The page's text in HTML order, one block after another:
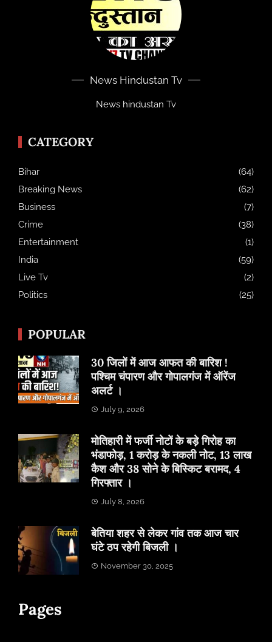
News Hindustan Tv
News hindustan Tv
CATEGORY
Bihar
(64)
Breaking News
(62)
Business
(7)
Crime
(38)
Entertainment
(1)
India
(59)
Live Tv
(2)
Politics
(25)
POPULAR
30 जिलों में आज आफत की बारिश !
पश्चिम चंपारण और गोपालगंज में ऑरेंज
अलर्ट ।
July 9, 2026
मोतिहारी में फर्जी नोटों के बड़े गिरोह का
भंडाफोड़, 1 करोड़ के नकली नोट, 13 लाख
कैश और 38 सोने के बिस्किट बरामद, 4
गिरफ्तार ।
July 8, 2026
बेतिया शहर से लेकर गांव तक आज चार
घंटे ठप रहेगी बिजली ।
November 30, 2025
Pages